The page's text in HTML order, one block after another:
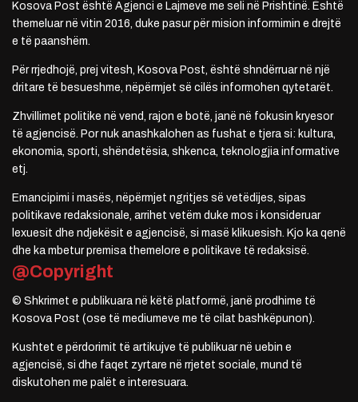
Kosova Post është Agjenci e Lajmeve me seli në Prishtinë. Është
themeluar në vitin 2016, duke pasur për mision informimin e drejtë
e të paanshëm.
Për rrjedhojë, prej vitesh, Kosova Post, është shndërruar në një
dritare të besueshme, nëpërmjet së cilës informohen qytetarët.
Zhvillimet politike në vend, rajon e botë, janë në fokusin kryesor
të agjencisë. Por nuk anashkalohen as fushat e tjera si: kultura,
ekonomia, sporti, shëndetësia, shkenca, teknologjia informative
etj.
Emancipimi i masës, nëpërmjet ngritjes së vetëdijes, sipas
politikave redaksionale, arrihet vetëm duke mos i konsideruar
lexuesit dhe ndjekësit e agjencisë, si masë klikuesish. Kjo ka qenë
dhe ka mbetur premisa themelore e politikave të redaksisë.
@Copyright
© Shkrimet e publikuara në këtë platformë, janë prodhime të
Kosova Post (ose të mediumeve me të cilat bashkëpunon).
Kushtet e përdorimit të artikujve të publikuar në uebin e
agjencisë, si dhe faqet zyrtare në rrjetet sociale, mund të
diskutohen me palët e interesuara.